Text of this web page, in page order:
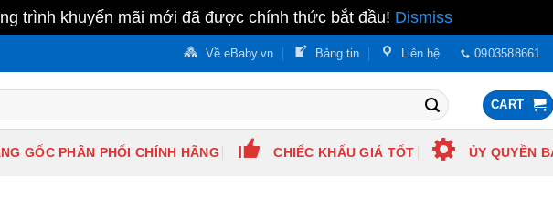
trình khuyến mãi mới đã được chính thức bắt đầu! Dismiss
Về eBaby.vn Bảng tin Liên hệ 0903588661
CART
GỐC PHÂN PHỐI CHÍNH HÃNG CHIẾC KHẤU GIÁ TỐT ỦY QUYỀN